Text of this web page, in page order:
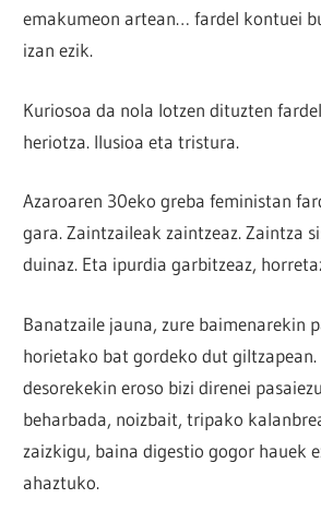
emakumeon artean… fardel kontuei
izan ezik.
Kuriosoa da nola lotzen dituzten
heriotza. Ilusioa eta tristura.
Azaroaren 30eko greba feministan
gara. Zaintzaileak zaintzeaz. Zaintza
duinaz. Eta ipurdia garbitzeaz,
Banatzaile jauna, zure baimenarekin
horietako bat gordeko dut giltzapean.
desorekekin eroso bizi direnei
beharbada, noizbait, tripako
zaizkigu, baina digestio gogor hauek
ahaztuko.